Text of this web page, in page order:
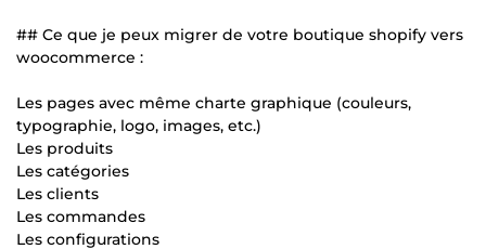
## Ce que je peux migrer de votre boutique shopify vers
woocommerce :
Les pages avec même charte graphique (couleurs,
typographie, logo, images, etc.)
Les produits
Les catégories
Les clients
Les commandes
Les configurations